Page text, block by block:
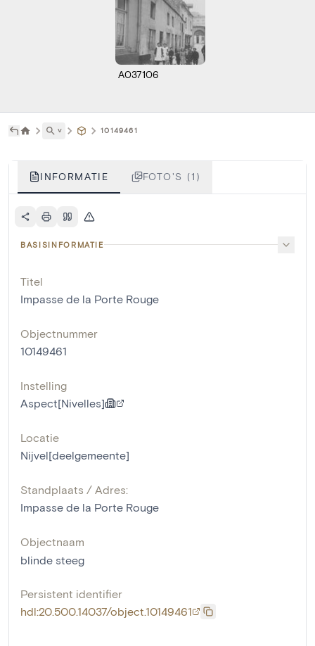
A037106
˅ 10149461
INFORMATIE FOTO'S (1)
BASISINFORMATIE
Titel
Impasse de la Porte Rouge
Objectnummer
10149461
Instelling
Aspect[Nivelles]
Locatie
Nijvel[deelgemeente]
Standplaats / Adres:
Impasse de la Porte Rouge
Objectnaam
blinde steeg
Persistent identifier
hdl:20.500.14037/object.10149461